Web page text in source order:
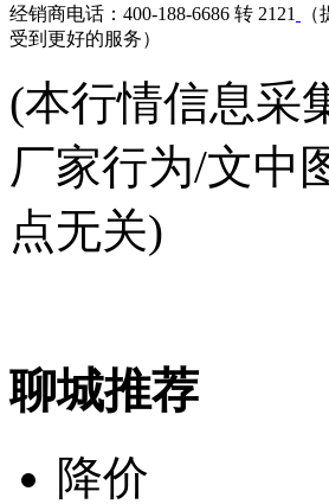
经销商电话：400-188-6686 转 2121
受到更好的服务）
(本行情信息采
厂家行为/文中
点无关)
聊城推荐
降价